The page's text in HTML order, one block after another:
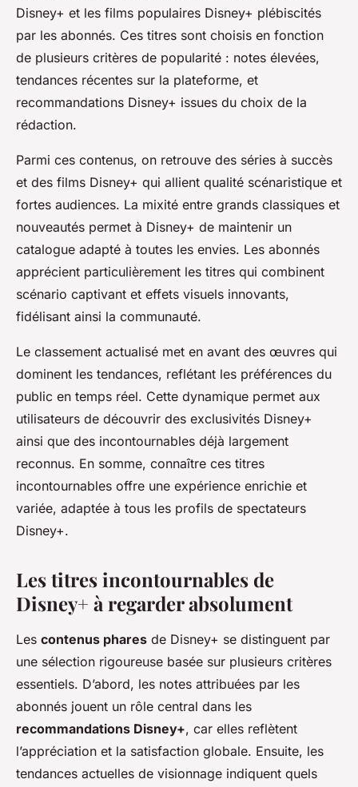
Disney+ et les films populaires Disney+ plébiscités
par les abonnés. Ces titres sont choisis en fonction
de plusieurs critères de popularité : notes élevées,
tendances récentes sur la plateforme, et
recommandations Disney+ issues du choix de la
rédaction.
Parmi ces contenus, on retrouve des séries à succès
et des films Disney+ qui allient qualité scénaristique et
fortes audiences. La mixité entre grands classiques et
nouveautés permet à Disney+ de maintenir un
catalogue adapté à toutes les envies. Les abonnés
apprécient particulièrement les titres qui combinent
scénario captivant et effets visuels innovants,
fidélisant ainsi la communauté.
Le classement actualisé met en avant des œuvres qui
dominent les tendances, reflétant les préférences du
public en temps réel. Cette dynamique permet aux
utilisateurs de découvrir des exclusivités Disney+
ainsi que des incontournables déjà largement
reconnus. En somme, connaître ces titres
incontournables offre une expérience enrichie et
variée, adaptée à tous les profils de spectateurs
Disney+.
Les titres incontournables de
Disney+ à regarder absolument
Les contenus phares de Disney+ se distinguent par
une sélection rigoureuse basée sur plusieurs critères
essentiels. D’abord, les notes attribuées par les
abonnés jouent un rôle central dans les
recommandations Disney+, car elles reflètent
l’appréciation et la satisfaction globale. Ensuite, les
tendances actuelles de visionnage indiquent quels